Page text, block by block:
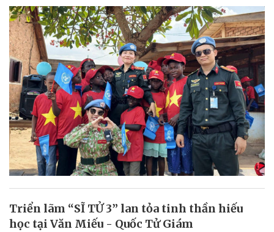
Triển lãm “SĨ TỬ 3” lan tỏa tinh thần hiếu
học tại Văn Miếu - Quốc Tử Giám